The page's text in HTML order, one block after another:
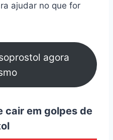
ajudar no que for
agora
cair em golpes de